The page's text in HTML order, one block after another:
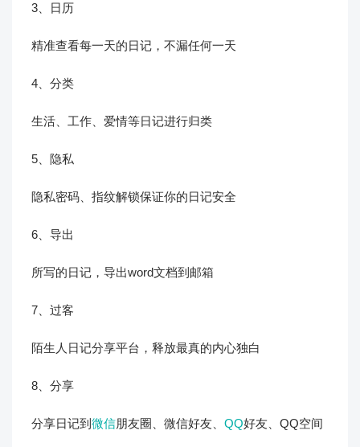
3、日历
精准查看每一天的日记，不漏任何一天
4、分类
生活、工作、爱情等日记进行归类
5、隐私
隐私密码、指纹解锁保证你的日记安全
6、导出
所写的日记，导出word文档到邮箱
7、过客
陌生人日记分享平台，释放最真的内心独白
8、分享
分享日记到 微信朋友圈、微信好友、 QQ好友、QQ空间